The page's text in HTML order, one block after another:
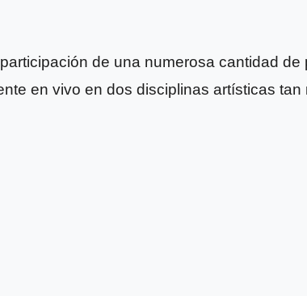
de una numerosa cantidad de
en vivo en dos disciplinas artísticas tan